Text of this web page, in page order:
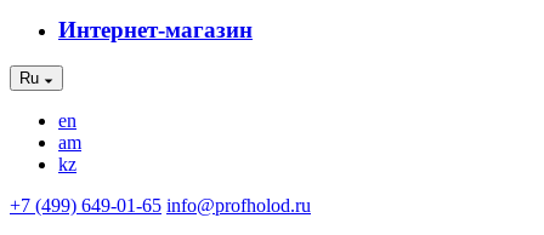
Интернет-магазин
Ru
en
am
kz
+7 (499) 649-01-65 info@profholod.ru